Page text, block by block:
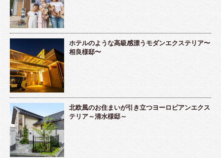
ホテルのような高級感漂うモダンエクステリア〜
相良様邸〜
北欧風のお住まいが引き立つヨーロピアンエクス
テリア～清水様邸～